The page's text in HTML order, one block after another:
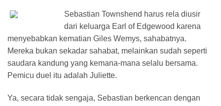
Sebastian Townshend harus rela diusir
dari keluarga Earl of Edgewood karena
menyebabkan kematian Giles Wemys, sahabatnya.
Mereka bukan sekadar sahabat, melainkan sudah seperti
saudara kandung yang kemana-mana selalu bersama.
Pemicu duel itu adalah Juliette.
Ya, secara tidak sengaja, Sebastian berkencan dengan